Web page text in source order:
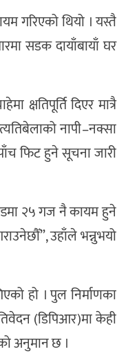
गरिएको थियो । यस्तै
सडक दायाँबायाँ घर
क्षतिपूर्ति दिएर मात्रै
नापी–नक्सा
फिट हुने सूचना जारी
२५ गज नै कायम हुने
उहाँले भन्नुभयो
हो । पुल निर्माणका
(डिपिआर)मा केही
अनुमान छ ।